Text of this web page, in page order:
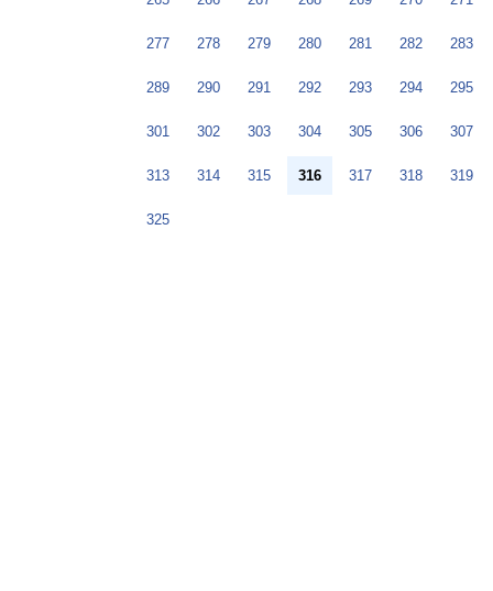
277 278 279 280 281 282 283
289 290 291 292 293 294 295
301 302 303 304 305 306 307
313 314 315 316 317 318 319
325